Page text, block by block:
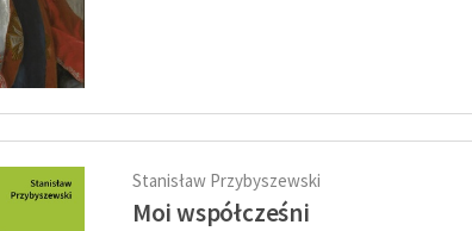
Stanisław Przybyszewski
Moi współcześni